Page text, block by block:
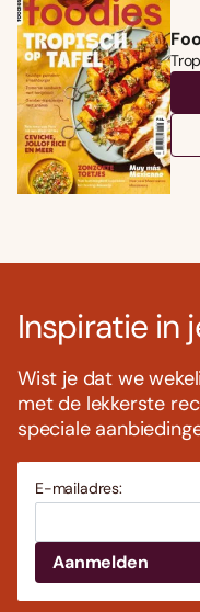
Inspiratie in
Wist je dat we
met de lekkerste
speciale
E-mailadres: